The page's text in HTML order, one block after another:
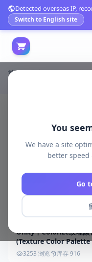
Detected overseas IP,
Switch to English site
You
We have a site
better speed
Go
首页 游戏开发 unity资
Unity中Colorize纹理颜
(Texture Color
3253 浏览 库存 916